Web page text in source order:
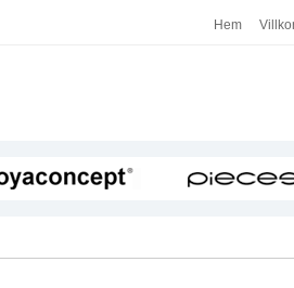
Hem